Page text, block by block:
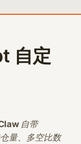
自定
自带
量、多空比数